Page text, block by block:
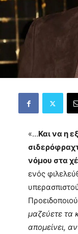
«…Και να η
νόμου στα
ενός
μαζεύετε τα
απομείνει,